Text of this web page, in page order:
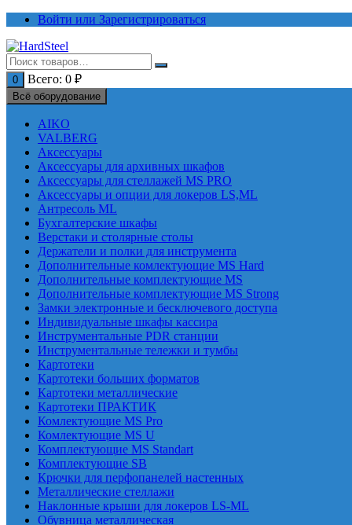
Перейти
содержимому
Войти или Зарегистрироваться
0 Всего: 0 ₽
Всё оборудование
AIKO
VALBERG
Аксессуары
Аксессуары для архивных шкафов
Аксессуары для стеллажей MS PRO
Аксессуары и опции для локеров LS,ML
Антресоль ML
Бухгалтерские шкафы
Верстаки и столярные столы
Держатели и полки для инструмента
Дополнительные комлектующие MS Hard
Дополнительные комплектующие MS
Дополнительные комплектующие MS Strong
Замки электронные и бесключевого доступа
Индивидуальные шкафы кассира
Инструментальные PDR станции
Инструментальные тележки и тумбы
Картотеки
Картотеки больших форматов
Картотеки металлические
Картотеки ПРАКТИК
Комлектующие MS Pro
Комлектующие MS U
Комплектующие MS Standart
Комплектующие SB
Крючки для перфопанелей настенных
Металлические стеллажи
Наклонные крыши для локеров LS-ML
Обувница металлическая